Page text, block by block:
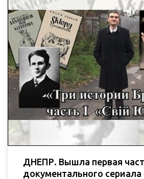
ДНЕПР. Вышла первая
документального сериала